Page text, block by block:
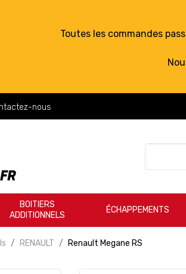
Toutes les commandes
nous
BOITIERS
ADDITIONNELS
ÉCHAPPEMENTS
RENAULT Renault Megane RS